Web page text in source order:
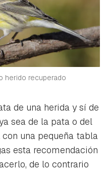
herido recuperado
de una herida y sí de
sea de la pata o del
con una pequeña tabla
esta recomendación
de lo contrario